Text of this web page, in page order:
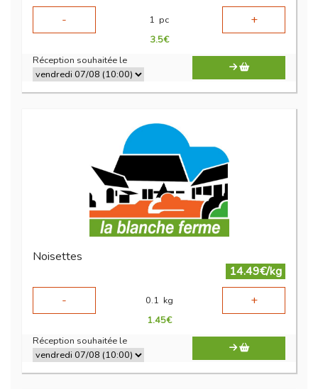
-
1 pc +
3.5€
Réception souhaitée le
Noisettes
14.49€/kg
-
0.1 kg +
1.45€
Réception souhaitée le